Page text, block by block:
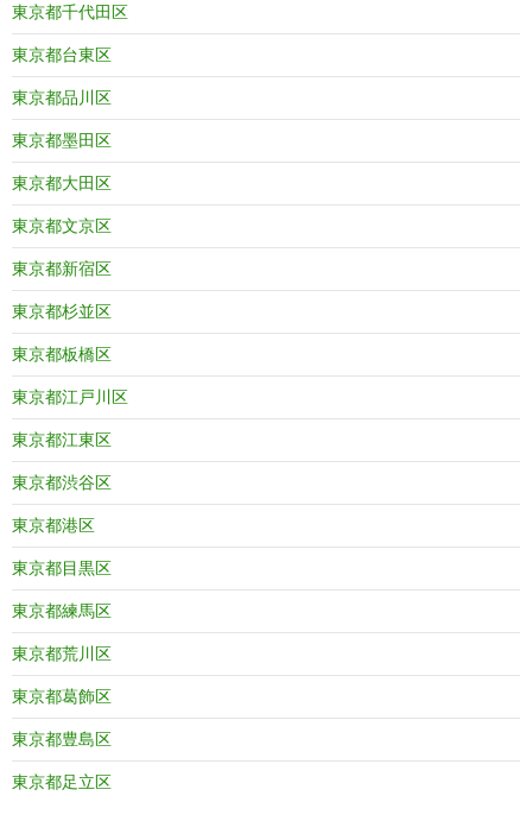
東京都千代田区
東京都台東区
東京都品川区
東京都墨田区
東京都大田区
東京都文京区
東京都新宿区
東京都杉並区
東京都板橋区
東京都江戸川区
東京都江東区
東京都渋谷区
東京都港区
東京都目黒区
東京都練馬区
東京都荒川区
東京都葛飾区
東京都豊島区
東京都足立区